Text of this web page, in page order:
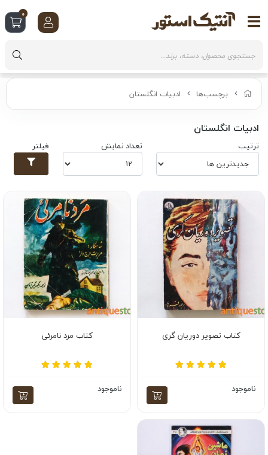
برچسب‌ها ادبیات انگلستان
ادبیات انگلستان
ترتیب تعداد نمایش فیلتر
کتاب تصویر دوریان گری
ناموجود
کتاب مرد نامرئی
ناموجود
0